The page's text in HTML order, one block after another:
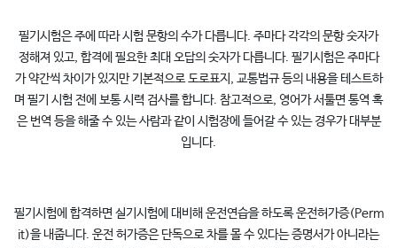
필기시험은 주에 따라 시험 문항의 수가 다릅니다. 주마다 각각의 문항 숫자가
정해져 있고, 합격에 필요한 최대 오답의 숫자가 다릅니다. 필기시험은 주마다
가 약간씩 차이가 있지만 기본적으로 도로표지, 교통법규 등의 내용을 테스트하
며 필기 시험 전에 보통 시력 검사를 합니다. 참고적으로, 영어가 서툴면 통역 혹
은 번역 등을 해줄 수 있는 사람과 같이 시험장에 들어갈 수 있는 경우가 대부분
입니다.
필기시험에 합격하면 실기시험에 대비해 운전연습을 하도록 운전허가증(Perm
it)을 내줍니다. 운전 허가증은 단독으로 차를 몰 수 있다는 증명서가 아니라는